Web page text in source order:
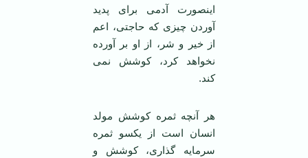
اینصورت آدمی برای پدید
آوردن چیزی که حاجتی، اعم
از خیر و شر، از او بر آورده
نخواهد کرد، کوشش نمی
کند.
هر آنچه ثمره کوشش مولد
انسان است از یکسو ثمره
سرمایه گذاری، کوشش و